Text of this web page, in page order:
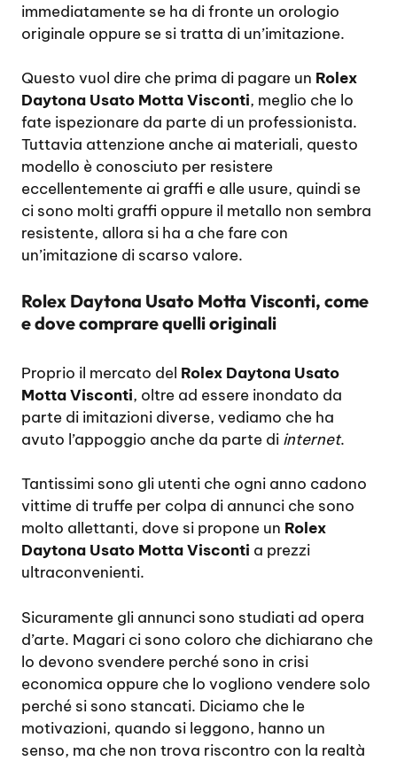
immediatamente se ha di fronte un orologio
originale oppure se si tratta di un’imitazione.
Questo vuol dire che prima di pagare un Rolex
Daytona Usato Motta Visconti, meglio che lo
fate ispezionare da parte di un professionista.
Tuttavia attenzione anche ai materiali, questo
modello è conosciuto per resistere
eccellentemente ai graffi e alle usure, quindi se
ci sono molti graffi oppure il metallo non sembra
resistente, allora si ha a che fare con
un’imitazione di scarso valore.
Rolex Daytona Usato Motta Visconti, come
e dove comprare quelli originali
Proprio il mercato del Rolex Daytona Usato
Motta Visconti, oltre ad essere inondato da
parte di imitazioni diverse, vediamo che ha
avuto l’appoggio anche da parte di internet.
Tantissimi sono gli utenti che ogni anno cadono
vittime di truffe per colpa di annunci che sono
molto allettanti, dove si propone un Rolex
Daytona Usato Motta Visconti a prezzi
ultraconvenienti.
Sicuramente gli annunci sono studiati ad opera
d’arte. Magari ci sono coloro che dichiarano che
lo devono svendere perché sono in crisi
economica oppure che lo vogliono vendere solo
perché si sono stancati. Diciamo che le
motivazioni, quando si leggono, hanno un
senso, ma che non trova riscontro con la realtà